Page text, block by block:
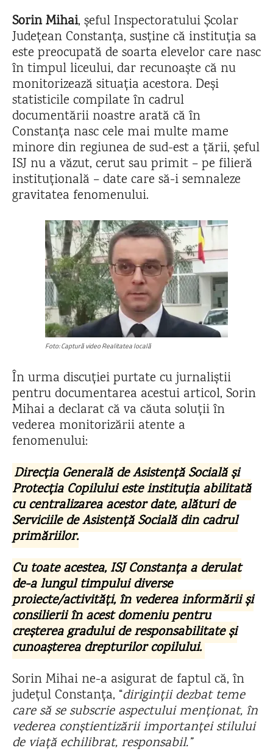
Sorin Mihai, șeful Inspectoratului Școlar
Județean Constanța, susține că instituția sa
este preocupată de soarta elevelor care nasc
în timpul liceului, dar recunoaște că nu
monitorizează situația acestora. Deși
statisticile compilate în cadrul
documentării noastre arată că în
Constanța nasc cele mai multe mame
minore din regiunea de sud-est a țării, șeful
ISJ nu a văzut, cerut sau primit – pe filieră
instituțională – date care să-i semnaleze
gravitatea fenomenului.
Foto: Captură video Realitatea locală
În urma discuției purtate cu jurnaliștii
pentru documentarea acestui articol, Sorin
Mihai a declarat că va căuta soluții în
vederea monitorizării atente a
fenomenului:
Direcția Generală de Asistență Socială și
Protecția Copilului este instituția abilitată
cu centralizarea acestor date, alături de
Serviciile de Asistență Socială din cadrul
primăriilor.
Cu toate acestea, ISJ Constanța a derulat
de-a lungul timpului diverse
proiecte/activități, în vederea informării și
consilierii în acest domeniu pentru
creșterea gradului de responsabilitate și
cunoașterea drepturilor copilului.
Sorin Mihai ne-a asigurat de faptul că, în
județul Constanța, “diriginții dezbat teme
care să se subscrie aspectului menționat, în
vederea conștientizării importanței stilului
de viață echilibrat, responsabil.”